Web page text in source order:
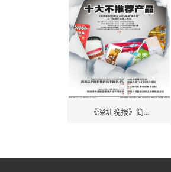
《深圳晚报》简...